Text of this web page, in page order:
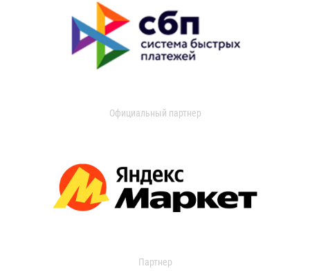
Официальный партнер
Партнер